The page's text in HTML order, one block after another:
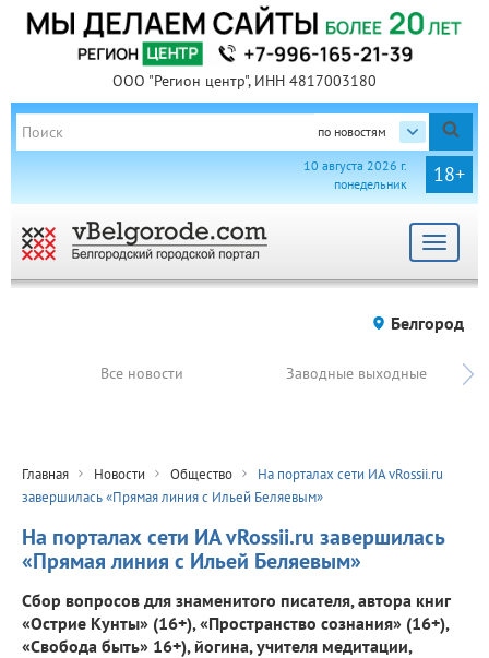
ООО "Регион центр", ИНН 4817003180
по новостям
18+
10 августа 2026 г.
понедельник
Toggle
Белгород
Все новости Заводные выходные
Главная Новости Общество
На порталах сети ИА vRossii.ru
завершилась «Прямая линия с Ильей Беляевым»
На порталах сети ИА vRossii.ru завершилась
«Прямая линия с Ильей Беляевым»
Сбор вопросов для знаменитого писателя, автора книг
«Острие Кунты» (16+), «Пространство сознания» (16+),
«Свобода быть» 16+), йогина, учителя медитации,